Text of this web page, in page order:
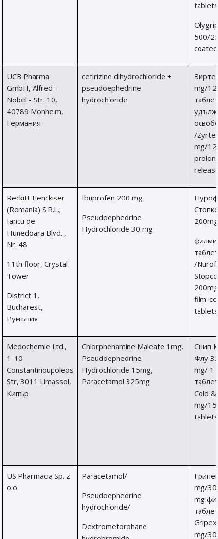
tablets
500/
UCB Pharma
GmbH, Alfred -
Nobel - Str. 10,
40789 Monheim,
Германия
сetirizinе dihydrochloridе +
рseudoephedrinе
hydrochloridе
mg/
/
mg/
Reckitt Benckiser
(Romania) S.R.L.;
Iancu de
Hunedoara Blvd. ,
Nr. 48
11th floor, Crystal
Tower
District 1,
Bucharest,
Румъния
Ibuprofen 200 mg
Pseudoephedrine
Hydrochloride 30 mg
/
film-
tablets
Medochemie Ltd.,
1-10
Constantinoupoleos
Str, 3011 Limassol,
Кипър
Chlorphenamine Maleate 1mg,
Pseudoephedrine
Hydrochloride 15mg,
Paracetamol 325mg
Снип
Флу
mg/ 1
Cold
mg/
tablets
US Pharmacia Sp. z
o.o.
Paracetamol/
Pseudoephedrine
hydrochloride/
Dextrometorphane
mg/
mg
mg/